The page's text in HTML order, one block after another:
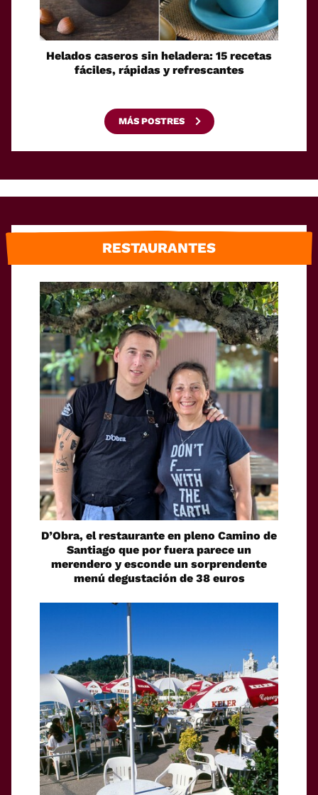
Helados caseros sin heladera: 15 recetas
fáciles, rápidas y refrescantes
MÁS POSTRES
RESTAURANTES
D’Obra, el restaurante en pleno Camino de
Santiago que por fuera parece un
merendero y esconde un sorprendente
menú degustación de 38 euros